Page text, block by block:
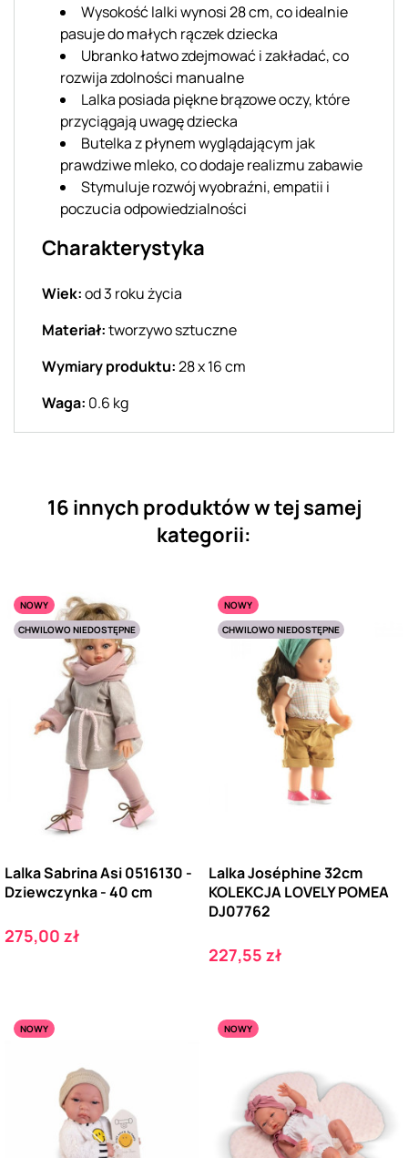
Wysokość lalki wynosi 28 cm, co idealnie
pasuje do małych rączek dziecka
Ubranko łatwo zdejmować i zakładać, co
rozwija zdolności manualne
Lalka posiada piękne brązowe oczy, które
przyciągają uwagę dziecka
Butelka z płynem wyglądającym jak
prawdziwe mleko, co dodaje realizmu zabawie
Stymuluje rozwój wyobraźni, empatii i
poczucia odpowiedzialności
Charakterystyka
Wiek:od 3 roku życia
Materiał:tworzywo sztuczne
Wymiary produktu:28 x 16 cm
Waga: 0.6 kg
16 innych produktów w tej samej
kategorii:
NOWY
CHWILOWO NIEDOSTĘPNE
Lalka Sabrina Asi 0516130 -
Dziewczynka - 40 cm
Cena
275,00 zł
NOWY
CHWILOWO NIEDOSTĘPNE
Lalka Joséphine 32cm
KOLEKCJA LOVELY POMEA
DJ07762
Cena
227,55 zł
NOWY NOWY